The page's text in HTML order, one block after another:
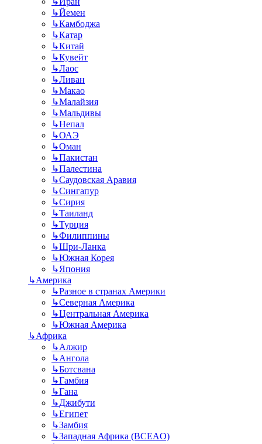
↳Йемен
↳Камбоджа
↳Катар
↳Китай
↳Кувейт
↳Лаос
↳Ливан
↳Макао
↳Малайзия
↳Мальдивы
↳Непал
↳ОАЭ
↳Оман
↳Пакистан
↳Палестина
↳Саудовская Аравия
↳Сингапур
↳Сирия
↳Таиланд
↳Турция
↳Филиппины
↳Шри-Ланка
↳Южная Корея
↳Япония
↳Америка
↳Разное в странах Америки
↳Северная Америка
↳Центральная Америка
↳Южная Америка
↳Африка
↳Алжир
↳Ангола
↳Ботсвана
↳Гамбия
↳Гана
↳Джибути
↳Египет
↳Замбия
↳Западная Африка (BCEAO)